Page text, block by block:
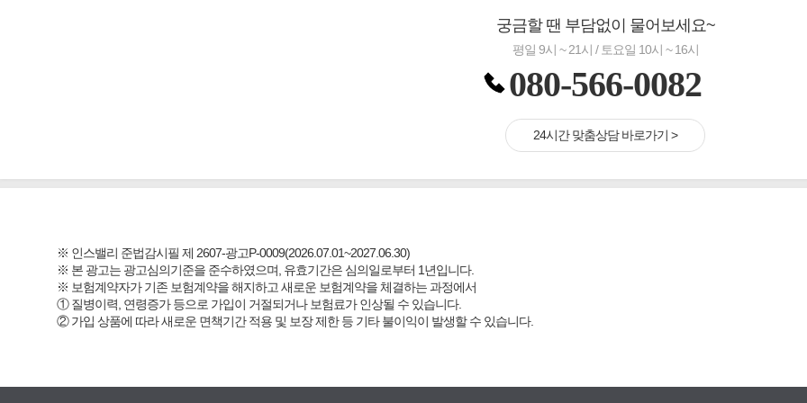
궁금할 땐 부담없이 물어보세요~
평일 9시 ~ 21시 / 토요일 10시 ~ 16시
080-566-0082
24시간 맞춤상담 바로가기 >
※ 인스밸리 준법감시필 제 2607-광고P-0009(2026.07.01~2027.06.30)
※ 본 광고는 광고심의기준을 준수하였으며, 유효기간은 심의일로부터 1년입니다.
※ 보험계약자가 기존 보험계약을 해지하고 새로운 보험계약을 체결하는 과정에서
① 질병이력, 연령증가 등으로 가입이 거절되거나 보험료가 인상될 수 있습니다.
② 가입 상품에 따라 새로운 면책기간 적용 및 보장 제한 등 기타 불이익이 발생할 수 있습니다.